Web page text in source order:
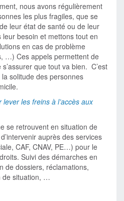
nous avons régulièrement
les plus fragiles, que se
leur état de santé ou de leur
besoin et mettons tout en
en cas de problème
…) Ces appels permettent de
que tout va bien. C’est
solitude des personnes
les freins à l’accès aux
se retrouvent en situation de
auprès des services
CAF, CNAV, PE…) pour le
Suivi des démarches en
de dossiers, réclamations,
de situation, …